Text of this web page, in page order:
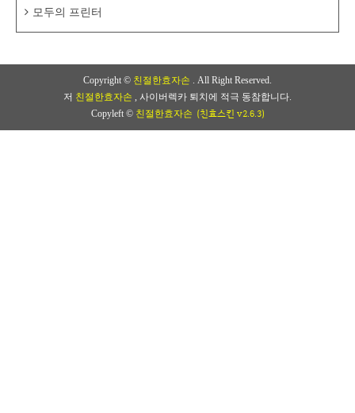
모두의 프린터
Copyright © 친절한효자손
. All Right Reserved.
저 친절한효자손
, 사이버렉카 퇴치에 적극 동참합니다.
Copyleft © 친절한효자손 (친효스킨 v2.6.3)